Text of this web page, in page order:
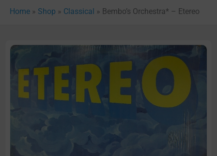
Home » Shop » Classical » Bembo’s Orchestra* – Etereo